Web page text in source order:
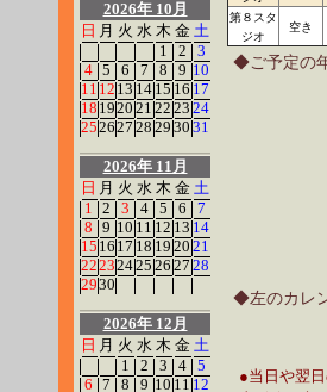
第８スタ
ジオ
空き
◆ご予定の
◆左のカレ
●当日や翌
2026年 10月
日 月 火 水 木 金 土
1
2
3
4 5 6 7 8 9 10
11 12 13 14 15 16 17
181920 21 22 23 24
252627 28 29 30 31
2026年 11月
日 月 火 水 木 金 土
1
2 3 4 5 6
7
8 9 10 11 12 13 14
1516 17 18 19 20 21
22232425 26 27 28
2930
2026年 12月
日 月 火 水 木 金 土
1
2 3 4
5
6 7 8 9 10 11 12